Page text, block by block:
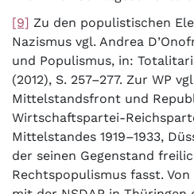
[9] Zu den populistischen
Nazismus vgl. Andrea
und Populismus, in:
(2012), S. 257–277. Zur WP
Mittelstandsfront und
Wirtschaftspartei-
Mittelstandes 1919–1933,
der seinen Gegenstand
Rechtspopulismus fasst.